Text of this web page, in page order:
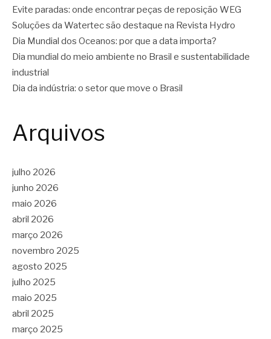
Evite paradas: onde encontrar peças de reposição WEG
Soluções da Watertec são destaque na Revista Hydro
Dia Mundial dos Oceanos: por que a data importa?
Dia mundial do meio ambiente no Brasil e sustentabilidade
industrial
Dia da indústria: o setor que move o Brasil
Arquivos
julho 2026
junho 2026
maio 2026
abril 2026
março 2026
novembro 2025
agosto 2025
julho 2025
maio 2025
abril 2025
março 2025